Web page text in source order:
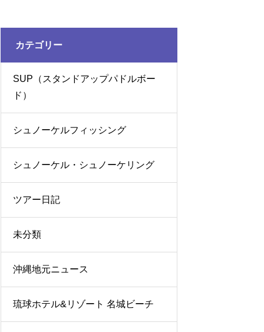
カテゴリー
SUP（スタンドアップパドルボー
ド）
シュノーケルフィッシング
シュノーケル・シュノーケリング
ツアー日記
未分類
沖縄地元ニュース
琉球ホテル&リゾート 名城ビーチ